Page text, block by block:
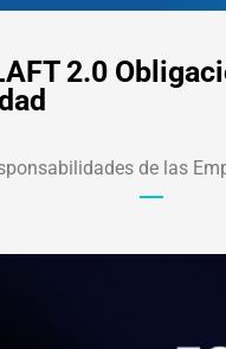
2.0
de las